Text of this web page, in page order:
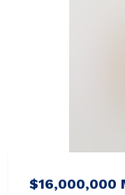
$16,000,000